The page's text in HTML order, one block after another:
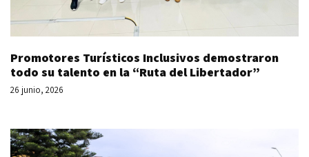
Promotores Turísticos Inclusivos demostraron
todo su talento en la “Ruta del Libertador”
26 junio, 2026